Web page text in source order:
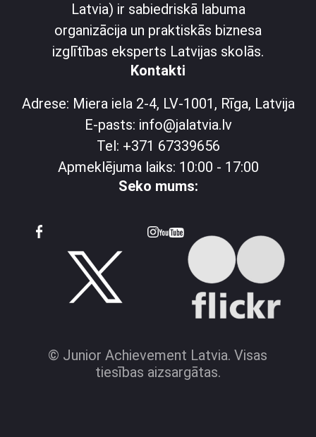
Latvia) ir sabiedriskā labuma
organizācija un praktiskās biznesa
izglītības eksperts Latvijas skolās.
Kontakti
Adrese: Miera iela 2-4, LV-1001, Rīga, Latvija
E-pasts: info@jalatvia.lv
Tel: +371 67339656
Apmeklējuma laiks: 10:00 - 17:00
Seko mums:
© Junior Achievement Latvia. Visas
tiesības aizsargātas.